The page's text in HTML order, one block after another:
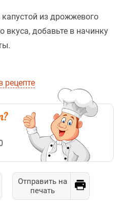
из дрожжевого
вкуса, добавьте в начинку
рецепте
Отправить на
печать